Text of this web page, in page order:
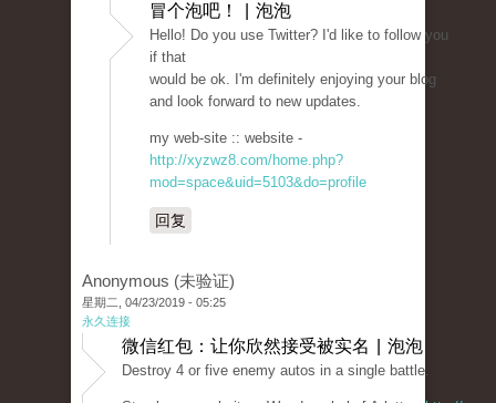
冒个泡吧！ | 泡泡
Hello! Do you use Twitter? I'd like to follow you
if that
would be ok. I'm definitely enjoying your blog
and look forward to new updates.
my web-site :: website -
http://xyzwz8.com/home.php?
mod=space&uid=5103&do=profile
回复
Anonymous (未验证)
星期二, 04/23/2019 - 05:25
永久连接
微信红包：让你欣然接受被实名 | 泡泡
Destroy 4 or five enemy autos in a single battle.